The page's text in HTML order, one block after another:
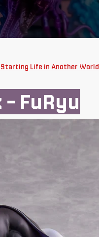
Starting Life in Another World
- FuRyu